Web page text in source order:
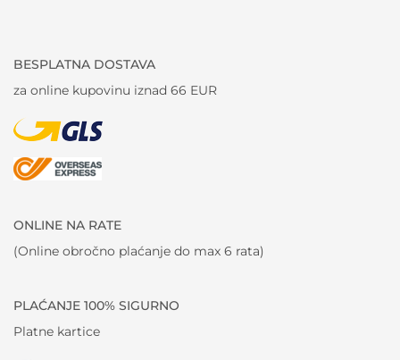
BESPLATNA DOSTAVA
za online kupovinu iznad 66 EUR
ONLINE NA RATE
(Online obročno plaćanje do max 6 rata)
PLAĆANJE 100% SIGURNO
Platne kartice